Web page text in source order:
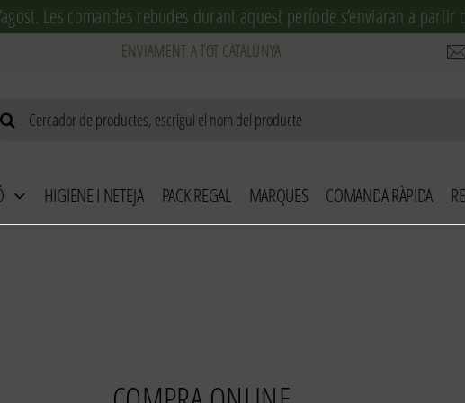
Les comandes rebudes durant aquest període s’enviaran a partir
HIGIENE I NETEJA PACK REGAL MARQUES COMANDA RÀPIDA